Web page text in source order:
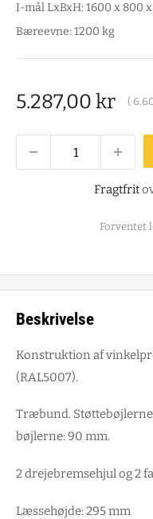
I-mål LxBxH: 1600 x 800
Bæreevne: 1200 kg
Salgspris
5.287,00 kr (
Fragtfrit
Forventet
Beskrivelse
Konstruktion af
(RAL5007).
Træbund.
bøjlerne: 90 mm.
2 drejebremsehjul og 2
Læssehøjde: 295 mm